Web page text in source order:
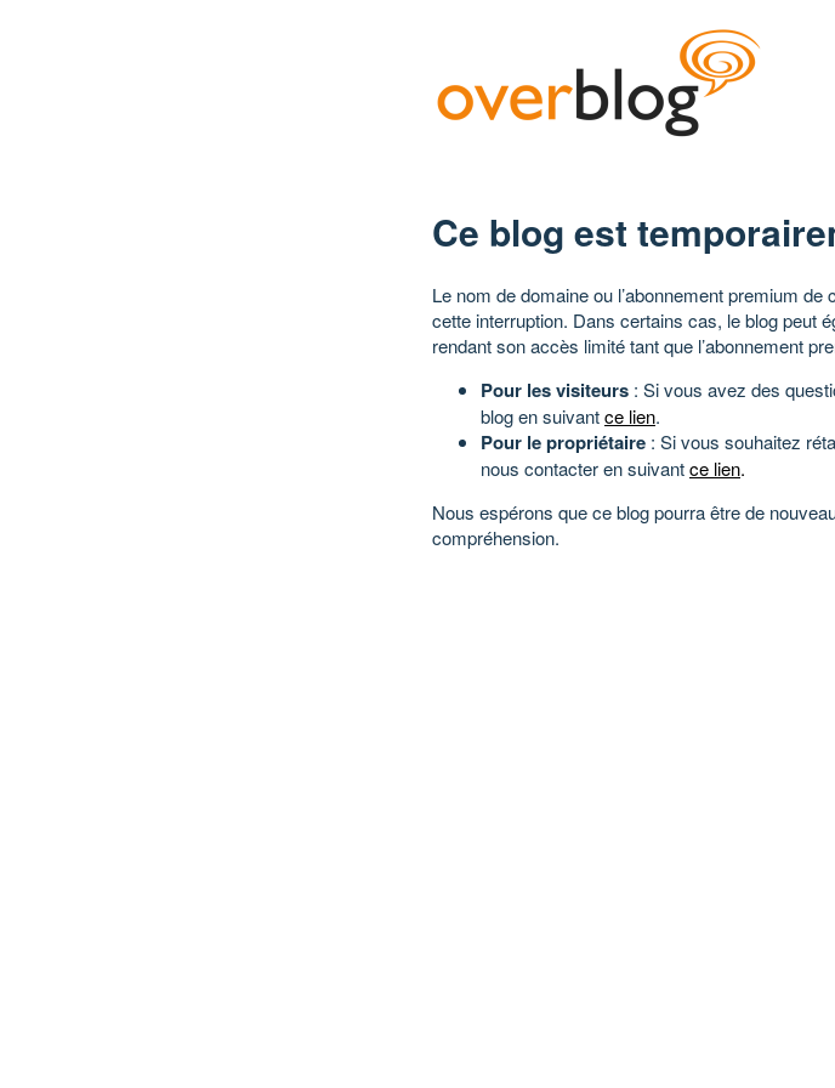
Ce blog est
Le nom de domaine ou l’abonnement premium
cette interruption. Dans certains cas, le blog peut
rendant son accès limité tant que l’abonnement
Pour les visiteurs : Si vous avez des
blog en suivantce lien.
Pour le propriétaire : Si vous souhaitez
nous contacter en suivantce lien.
Nous espérons que ce blog pourra être de
compréhension.